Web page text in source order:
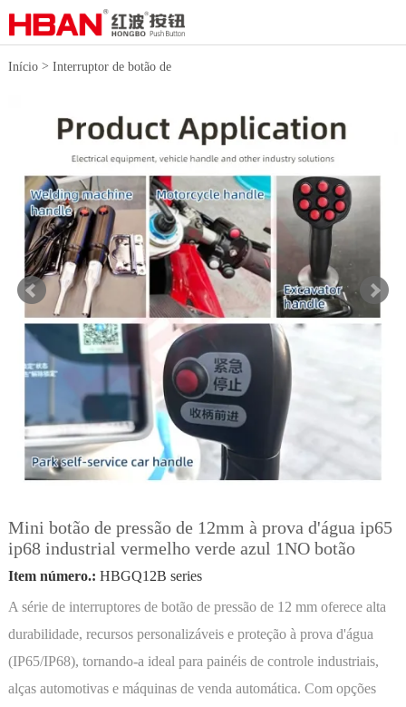
Início> Interruptor de botão de
Mini botão de pressão de 12mm à prova d'água ip65
ip68 industrial vermelho verde azul 1NO botão
Item número.: HBGQ12B series
A série de interruptores de botão de pressão de 12 mm oferece alta
durabilidade, recursos personalizáveis e proteção à prova d'água
(IP65/IP68), tornando-a ideal para painéis de controle industriais,
alças automotivas e máquinas de venda automática. Com opções